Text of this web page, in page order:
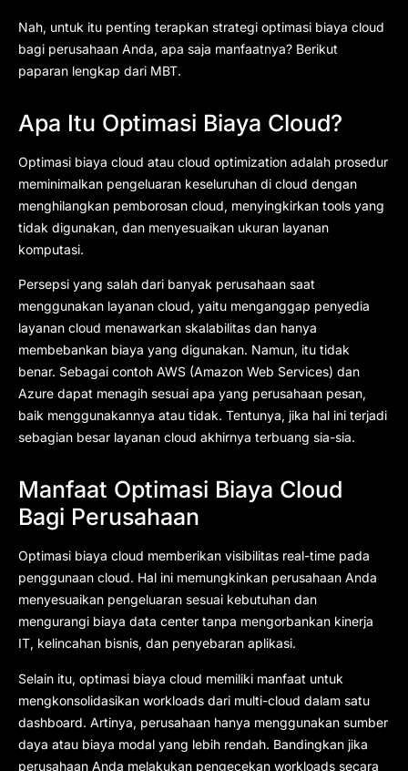
Nah, untuk itu penting terapkan strategi optimasi biaya cloud
bagi perusahaan Anda, apa saja manfaatnya? Berikut
paparan lengkap dari MBT.
Apa Itu Optimasi Biaya Cloud?
Optimasi biaya cloud atau cloud optimization adalah prosedur
meminimalkan pengeluaran keseluruhan di cloud dengan
menghilangkan pemborosan cloud, menyingkirkan tools yang
tidak digunakan, dan menyesuaikan ukuran layanan
komputasi.
Persepsi yang salah dari banyak perusahaan saat
menggunakan layanan cloud, yaitu menganggap penyedia
layanan cloud menawarkan skalabilitas dan hanya
membebankan biaya yang digunakan. Namun, itu tidak
benar. Sebagai contoh AWS (Amazon Web Services) dan
Azure dapat menagih sesuai apa yang perusahaan pesan,
baik menggunakannya atau tidak. Tentunya, jika hal ini terjadi
sebagian besar layanan cloud akhirnya terbuang sia-sia.
Manfaat Optimasi Biaya Cloud
Bagi Perusahaan
Optimasi biaya cloud memberikan visibilitas real-time pada
penggunaan cloud. Hal ini memungkinkan perusahaan Anda
menyesuaikan pengeluaran sesuai kebutuhan dan
mengurangi biaya data center tanpa mengorbankan kinerja
IT, kelincahan bisnis, dan penyebaran aplikasi.
Selain itu, optimasi biaya cloud memiliki manfaat untuk
mengkonsolidasikan workloads dari multi-cloud dalam satu
dashboard. Artinya, perusahaan hanya menggunakan sumber
daya atau biaya modal yang lebih rendah. Bandingkan jika
perusahaan Anda melakukan pengecekan workloads secara